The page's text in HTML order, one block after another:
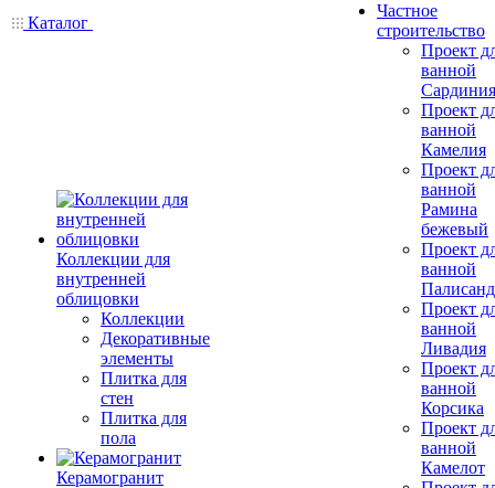
Каталог
Коллекции для
внутренней
облицовки
Коллекции
Декоративные
элементы
Плитка для
стен
Плитка для
пола
Керамогранит
Частное
строительство
Проект
ванной
Сардиния
Проект
ванной
Камелия
Проект
ванной
Рамина
бежевый
Проект
ванной
Проект
ванной
Ливадия
Проект
ванной
Корсика
Проект
ванной
Камелот